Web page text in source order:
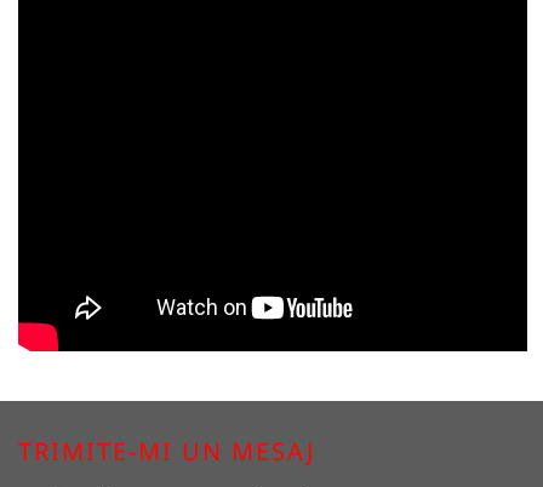
TRIMITE-MI UN MESAJ